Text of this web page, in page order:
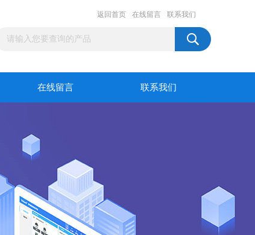
返回首页 在线留言 联系我们
在线留言 联系我们